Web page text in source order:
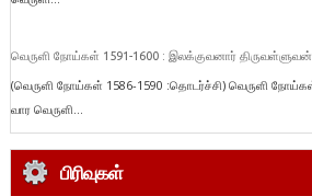
வெருளி நோய்கள் 1591-1600 : இலக்குவனார் திருவள்ளுவன்
(வெருளி நோய்கள் 1586-1590 :தொடர்ச்சி) வெருளி
வார வெருளி...
பிரிவுகள்